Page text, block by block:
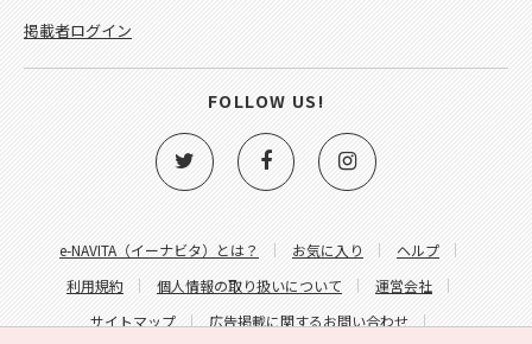
e-NAVITA（イーナビタ）とは？ お気に入り
ヘルプ
利用規約
個人情報の取り扱いについて
運営会社
サイトマップ
広告掲載に関するお問い合わせ
掲載者ログイン
FOLLOW US!